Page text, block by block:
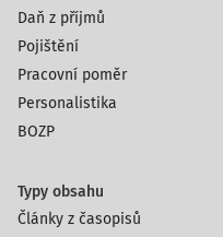
Daň z příjmů
Pojištění
Pracovní poměr
Personalistika
BOZP
Typy obsahu
Články z časopisů